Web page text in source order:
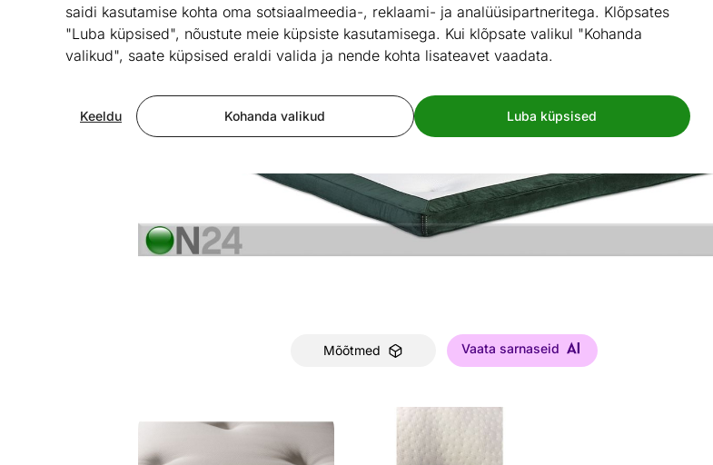
saidi kasutamise kohta oma sotsiaalmeedia-, reklaami- ja analüüsipartneritega. Klõpsates
"Luba küpsised", nõustute meie küpsiste kasutamisega. Kui klõpsate valikul "Kohanda
valikud", saate küpsised eraldi valida ja nende kohta lisateavet vaadata.
Kohanda valikud Luba küpsised
Keeldu
Mõõtmed Vaata sarnaseid